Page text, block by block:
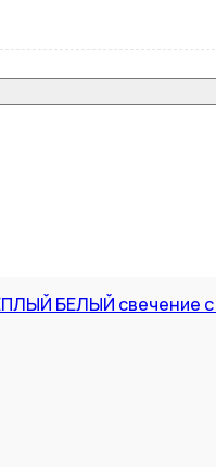
БЕЛЫЙ свечение